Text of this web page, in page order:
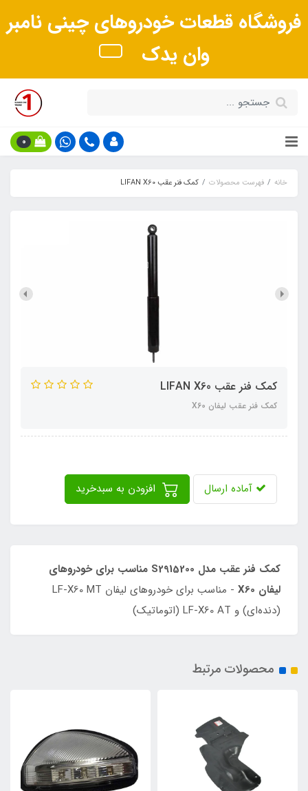
فروشگاه قطعات خودروهای چینی نامبر
وان یدک
0
خانه فهرست محصولات کمک فنر عقب LIFAN X60
کمک فنر عقب LIFAN X60
کمک فنر عقب لیفان X60
آماده ارسال
کمک فنر عقب مدل S2915200 مناسب برای خودروهای
لیفان X60
- مناسب برای خودروهای لیفان LF-X60 MT
(دنده‌ای) و LF-X60 AT (اتوماتیک)
محصولات مرتبط